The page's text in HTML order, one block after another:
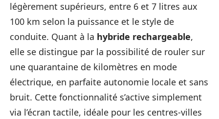
légèrement supérieurs, entre 6 et 7 litres aux
100 km selon la puissance et le style de
conduite. Quant à la hybride rechargeable,
elle se distingue par la possibilité de rouler sur
une quarantaine de kilomètres en mode
électrique, en parfaite autonomie locale et sans
bruit. Cette fonctionnalité s’active simplement
via l’écran tactile, idéale pour les centres-villes